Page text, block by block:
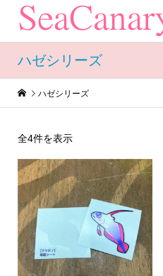
ハゼシリーズ
ハゼシリーズ
全4件を表示